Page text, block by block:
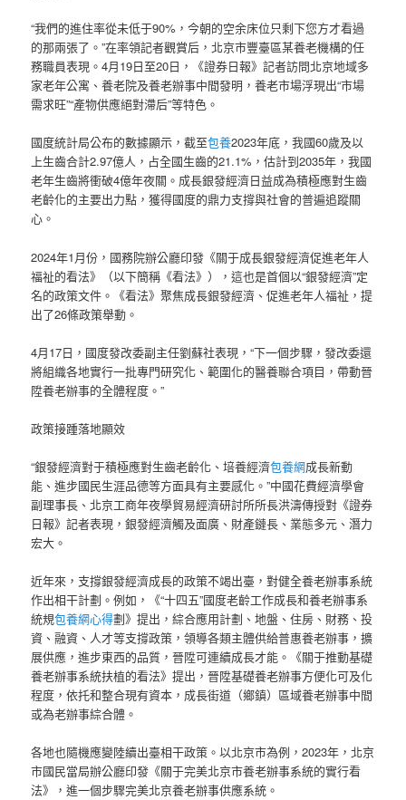
“我們的進住率從未低于90%，今朝的空余床位只剩下您方才看過
的那兩張了。”在率領記者觀賞后，北京市豐臺區某養老機構的任
務職員表現。4月19日至20日，《證券日報》記者訪問北京地域多
家老年公寓、養老院及養老辦事中間發明，養老市場浮現出“市場
需求旺”“產物供應絕對滯后”等特色。
國度統計局公布的數據顯示，截至包養2023年底，我國60歲及以
上生齒合計2.97億人，占全國生齒的21.1%，估計到2035年，我國
老年生齒將衝破4億年夜關。成長銀發經濟日益成為積極應對生齒
老齡化的主要出力點，獲得國度的鼎力支撐與社會的普遍追蹤關
心。
2024年1月份，國務院辦公廳印發《關于成長銀發經濟促進老年人
福祉的看法》（以下簡稱《看法》），這也是首個以“銀發經濟”定
名的政策文件。《看法》聚焦成長銀發經濟、促進老年人福祉，提
出了26條政策舉動。
4月17日，國度發改委副主任劉蘇社表現，“下一個步驟，發改委還
將組織各地實行一批專門研究化、範圍化的醫養聯合項目，帶動晉
陞養老辦事的全體程度。”
政策接踵落地顯效
“銀發經濟對于積極應對生齒老齡化、培養經濟包養網成長新動
能、進步國民生涯品德等方面具有主要感化。”中國花費經濟學會
副理事長、北京工商年夜學貿易經濟研討所所長洪濤傳授對《證券
日報》記者表現，銀發經濟觸及面廣、財產鏈長、業態多元、潛力
宏大。
近年來，支撐銀發經濟成長的政策不竭出臺，對健全養老辦事系統
作出相干計劃。例如，《“十四五”國度老齡工作成長和養老辦事系
統規包養網心得劃》提出，綜合應用計劃、地盤、住房、財務、投
資、融資、人才等支撐政策，領導各類主體供給普惠養老辦事，擴
展供應，進步東西的品質，晉陞可連續成長才能。《關于推動基礎
養老辦事系統扶植的看法》提出，晉陞基礎養老辦事方便化可及化
程度，依托和整合現有資本，成長街道（鄉鎮）區域養老辦事中間
或為老辦事綜合體。
各地也隨機應變陸續出臺相干政策。以北京市為例，2023年，北京
市國民當局辦公廳印發《關于完美北京市養老辦事系統的實行看
法》，進一個步驟完美北京養老辦事供應系統。